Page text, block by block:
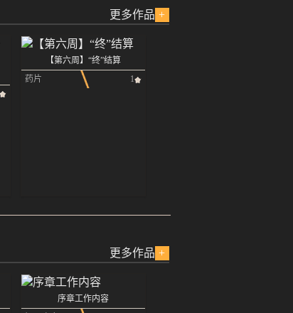
更多作品 +
【第六周】“终”结算
药片
1
更多作品 +
序章工作内容